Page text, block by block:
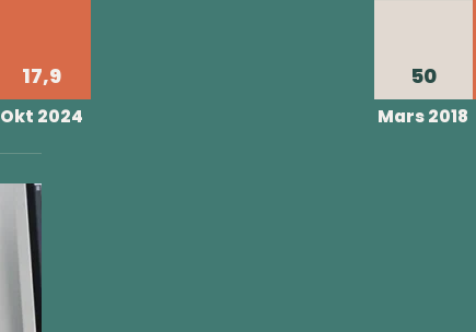
Okt 2024
17,9
Mars 2018
50